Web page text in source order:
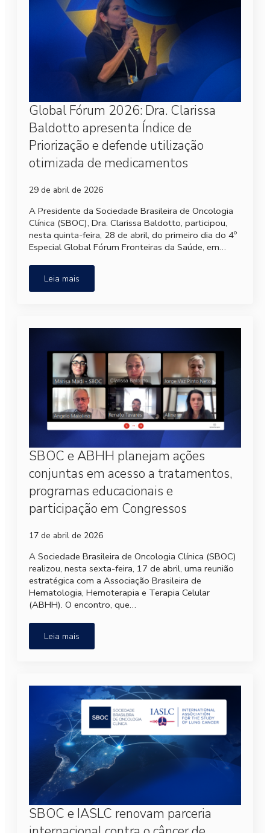
Global Fórum 2026: Dra. Clarissa
Baldotto apresenta Índice de
Priorização e defende utilização
otimizada de medicamentos
29 de abril de 2026
A Presidente da Sociedade Brasileira de Oncologia
Clínica (SBOC), Dra. Clarissa Baldotto, participou,
nesta quinta-feira, 28 de abril, do primeiro dia do 4º
Especial Global Fórum Fronteiras da Saúde, em…
Leia mais
SBOC e ABHH planejam ações
conjuntas em acesso a tratamentos,
programas educacionais e
participação em Congressos
17 de abril de 2026
A Sociedade Brasileira de Oncologia Clínica (SBOC)
realizou, nesta sexta-feira, 17 de abril, uma reunião
estratégica com a Associação Brasileira de
Hematologia, Hemoterapia e Terapia Celular
(ABHH). O encontro, que…
Leia mais
SBOC e IASLC renovam parceria